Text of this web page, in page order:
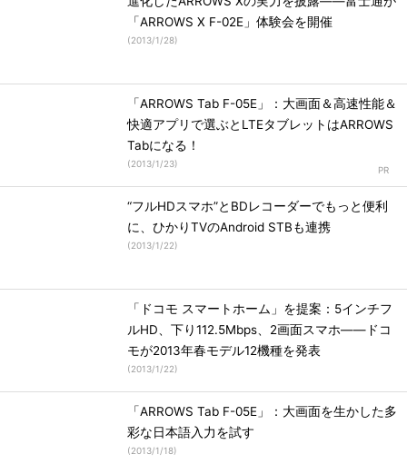
「ARROWS X F-02E」体験会を開催
(2013/1/28)
「ARROWS Tab F-05E」：大画面＆高速性能＆
快適アプリで選ぶとLTEタブレットはARROWS
Tabになる！
(2013/1/23)
“フルHDスマホ”とBDレコーダーでもっと便利
に、ひかりTVのAndroid STBも連携
(2013/1/22)
「ドコモ スマートホーム」を提案：5インチフ
ルHD、下り112.5Mbps、2画面スマホ――ドコ
モが2013年春モデル12機種を発表
(2013/1/22)
「ARROWS Tab F-05E」：大画面を生かした多
彩な日本語入力を試す
(2013/1/18)